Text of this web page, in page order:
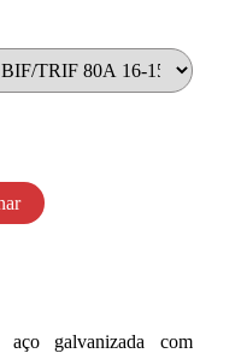
galvanizada com